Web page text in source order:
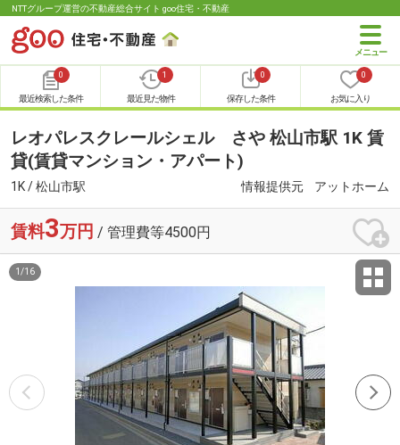
NTTグループ運営の不動産総合サイト goo住宅・不動産
0
最近検索した条件
1
最近見た物件
0
保存した条件
0
お気に入り
レオパレスクレールシェル さや 松山市駅 1K 賃
貸(賃貸マンション・アパート)
1K / 松山市駅 情報提供元 アットホーム
賃料3万円 / 管理費等4500円
1 /16